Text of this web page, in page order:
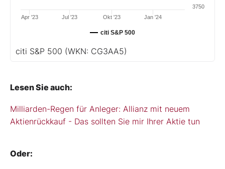
citi S&P 500
Jul '23 Jan '24
Apr '23 Okt '23
3750
citi S&P 500 (WKN: CG3AA5)
Lesen Sie auch:
Milliarden-Regen für Anleger: Allianz mit neuem
Aktienrückkauf - Das sollten Sie mir Ihrer Aktie tun
Oder: